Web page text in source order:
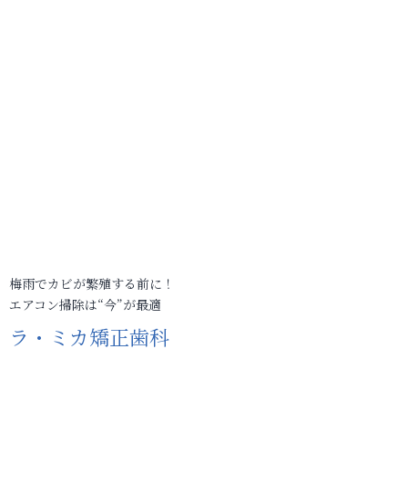
梅雨でカビが繁殖する前に！
エアコン掃除は“今”が最適
ラ・ミカ矯正歯科